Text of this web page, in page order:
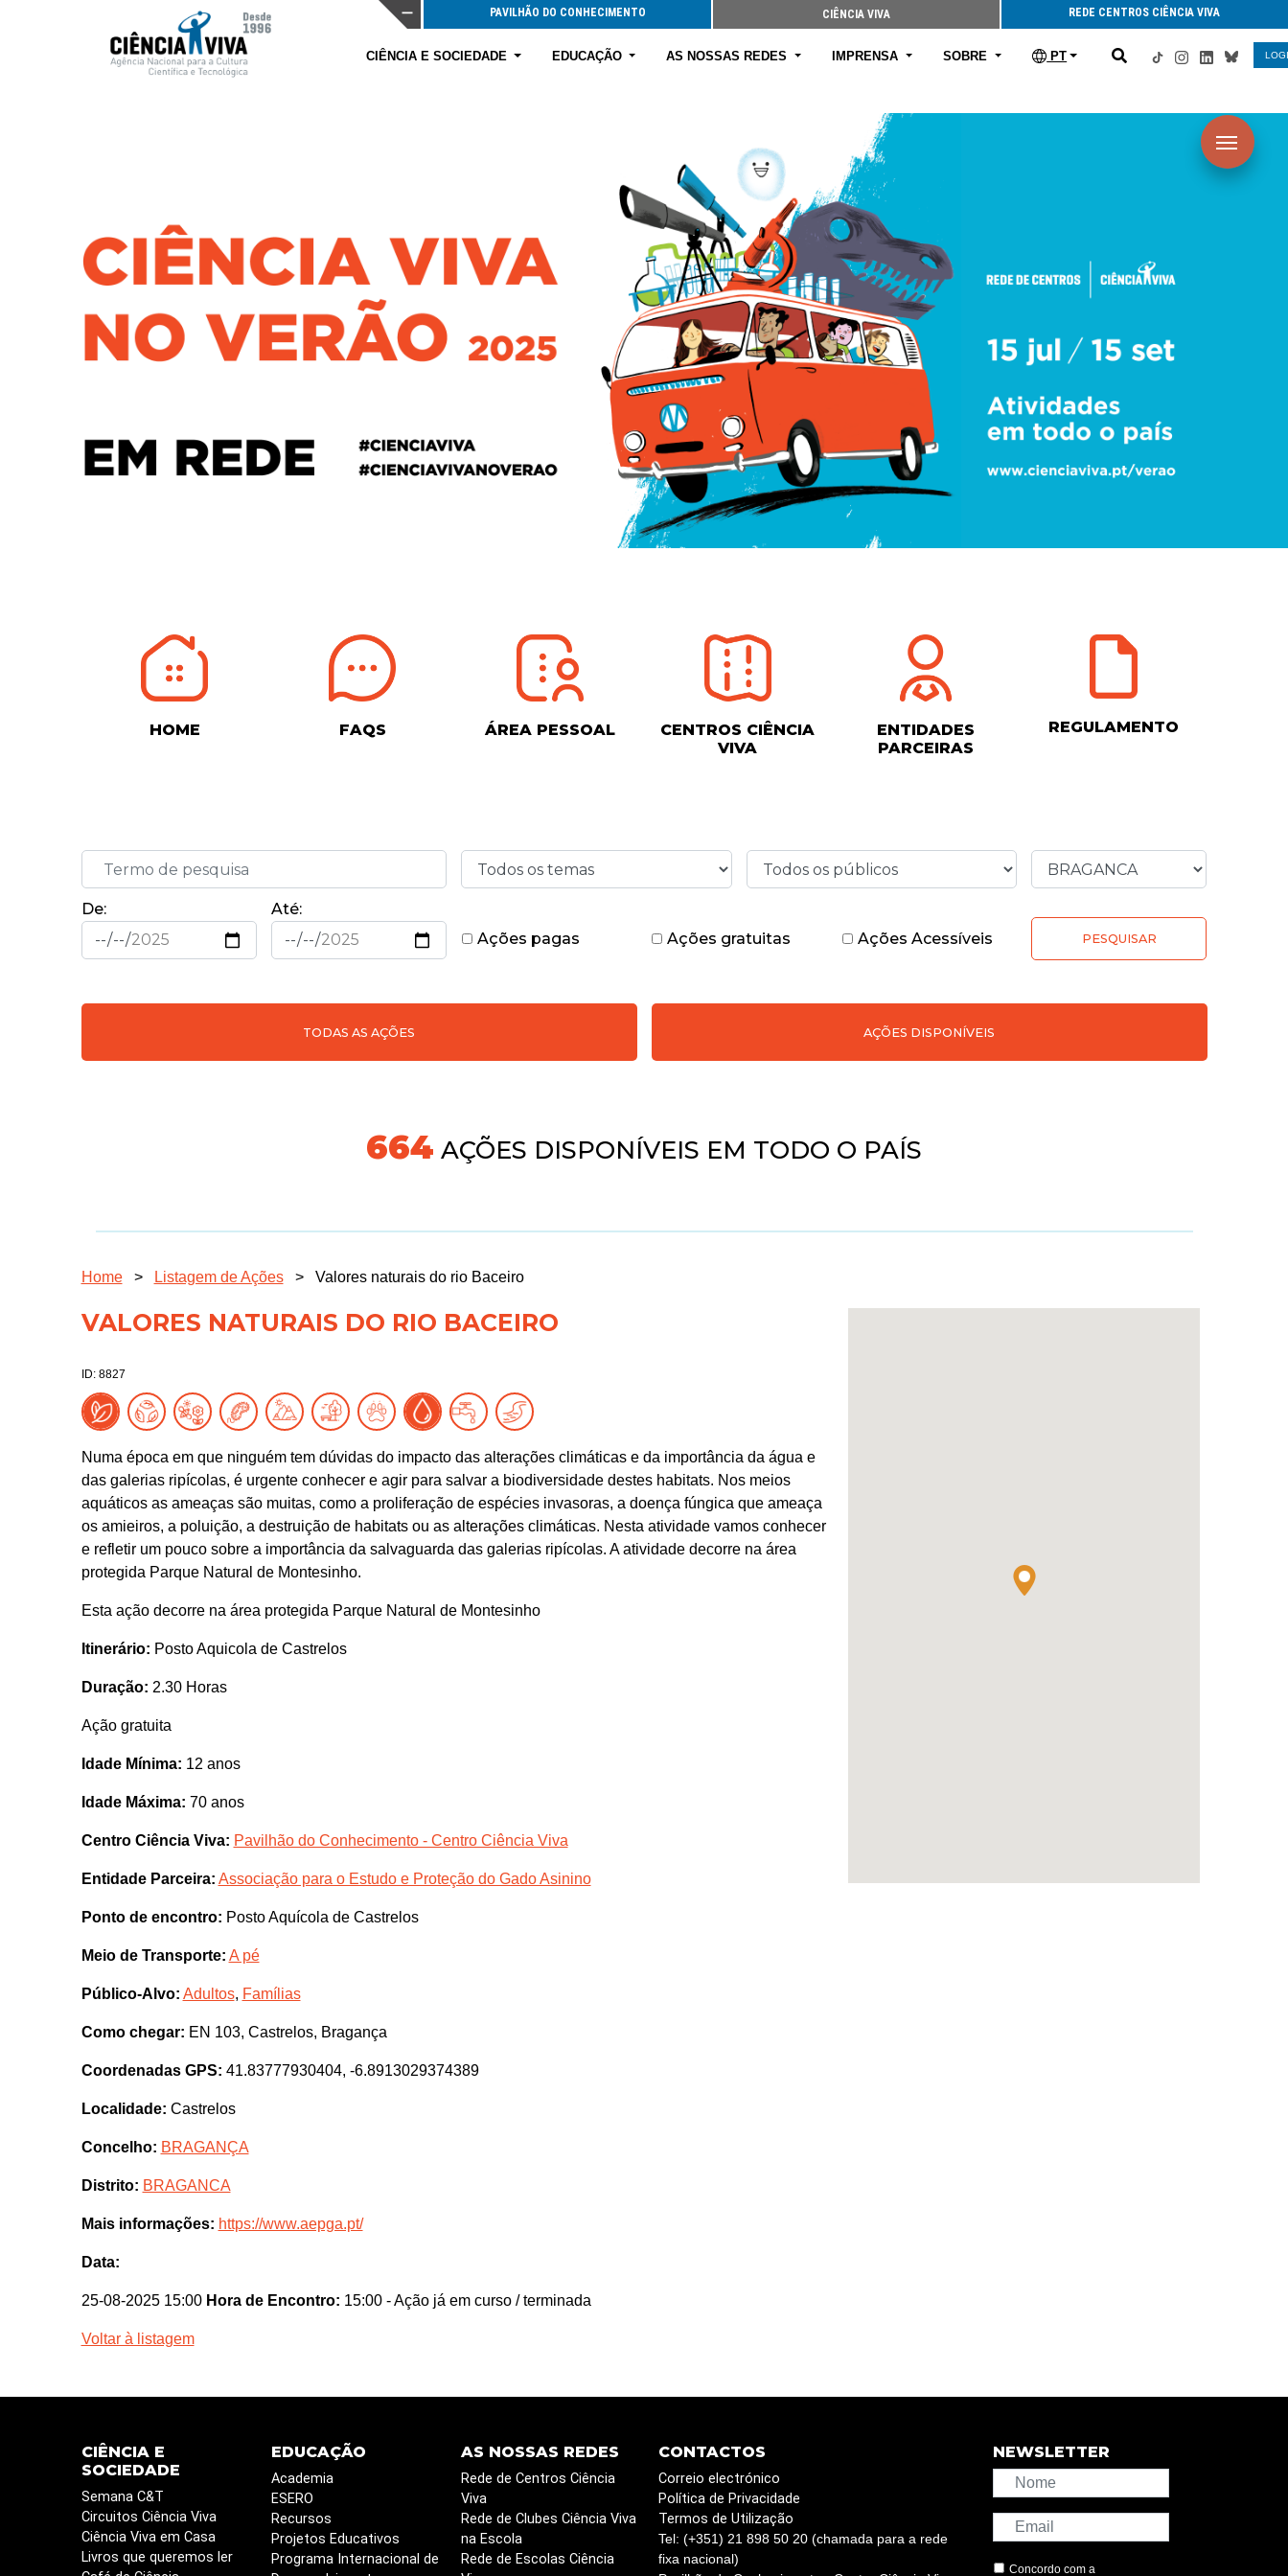
PAVILHÃO DO CONHECIMENTO CIÊNCIA VIVA REDE CENTROS CIÊNCIA VIVA
CIÊNCIA E SOCIEDADE EDUCAÇÃO AS NOSSAS REDES IMPRENSA SOBRE PT
HOME FAQS ÁREA PESSOAL
CENTROS CIÊNCIA
VIVA
ENTIDADES
PARCEIRAS
REGULAMENTO
De:
Até:
Ações pagas
Ações gratuitas Ações Acessíveis PESQUISAR
TODAS AS AÇÕES AÇÕES DISPONÍVEIS
745AÇÕES DISPONÍVEIS EM TODO O PAÍS
Home > Listagem de Ações > Valores naturais do rio Baceiro
VALORES NATURAIS DO RIO BACEIRO
ID: 8827
Numa época em que ninguém tem dúvidas do impacto das alterações climáticas e da importância da água e
das galerias ripícolas, é urgente conhecer e agir para salvar a biodiversidade destes habitats. Nos meios
aquáticos as ameaças são muitas, como a proliferação de espécies invasoras, a doença fúngica que ameaça
os amieiros, a poluição, a destruição de habitats ou as alterações climáticas. Nesta atividade vamos conhecer
e refletir um pouco sobre a importância da salvaguarda das galerias ripícolas. A atividade decorre na área
protegida Parque Natural de Montesinho.
Esta ação decorre na área protegida Parque Natural de Montesinho
Itinerário: Posto Aquicola de Castrelos
Duração: 2.30 Horas
Ação gratuita
Idade Mínima: 12 anos
Idade Máxima: 70 anos
Centro Ciência Viva: Pavilhão do Conhecimento - Centro Ciência Viva
Entidade Parceira: Associação para o Estudo e Proteção do Gado Asinino
Ponto de encontro: Posto Aquícola de Castrelos
Meio de Transporte: A pé
Público-Alvo: Adultos, Famílias
Como chegar: EN 103, Castrelos, Bragança
Coordenadas GPS: 41.83777930404, -6.8913029374389
Localidade: Castrelos
Concelho: BRAGANÇA
Distrito: BRAGANCA
Mais informações: https://www.aepga.pt/
Data:
25-08-2025 15:00 Hora de Encontro: 15:00 - Ação já em curso / terminada
Voltar à listagem
CIÊNCIA E
SOCIEDADE
Semana C&T
Circuitos Ciência Viva
Ciência Viva em Casa
Livros que queremos ler
EDUCAÇÃO
Academia
ESERO
Recursos
Projetos Educativos
Programa Internacional de
AS NOSSAS REDES
Rede de Centros Ciência
Viva
Rede de Clubes Ciência Viva
na Escola
Rede de Escolas Ciência
CONTACTOS
Correio electrónico
Política de Privacidade
Termos de Utilização
Tel: (+351) 21 898 50 20 (chamada para a rede
fixa nacional)
NEWSLETTER
Concordo com a